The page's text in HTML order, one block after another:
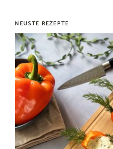
NEUSTE REZEPTE